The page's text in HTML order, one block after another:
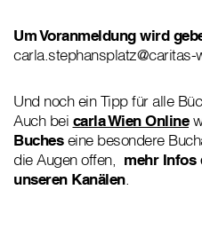
Um Voranmeldung wird
carla.stephansplatz@caritas-
Und noch ein Tipp für alle
Auch bei carla Wien Online
Bucheseine besondere
die Augen offen, mehr Infos
unseren Kanälen.